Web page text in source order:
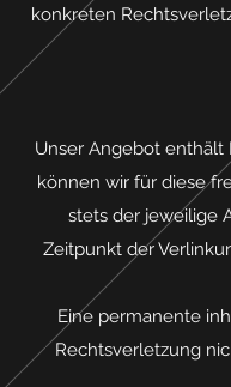
konkreten
Unser Angebot enthält
können wir für diese
stets der jeweilige
Zeitpunkt der
Eine permanente
Rechtsverletzung